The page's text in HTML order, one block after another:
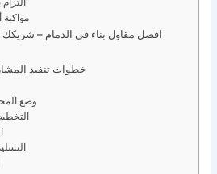
4.
5.
افضل مقاول بناء في الدمام – شريكك
خطوات تنفيذ
2. وضع
3.
5.